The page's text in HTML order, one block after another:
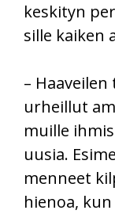
keskityn
sille kaiken
–
urheillut
muille
uusia.
menneet
hienoa,